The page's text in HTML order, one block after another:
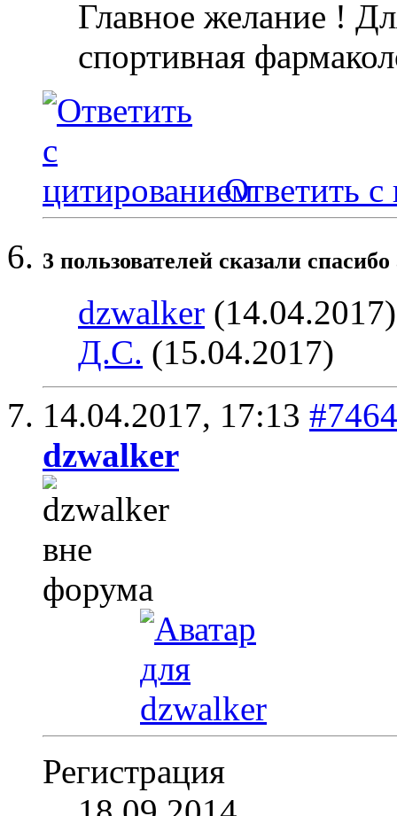
Главное желание !
спортивная
Ответить с
3 пользователей сказали
dzwalker
Д.С. (15.04.2017)
14.04.2017, 17:13 #7464
dzwalker
Регистрация